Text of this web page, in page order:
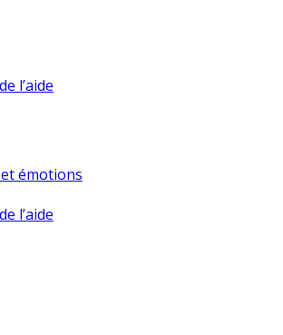
l’aide
émotions
l’aide